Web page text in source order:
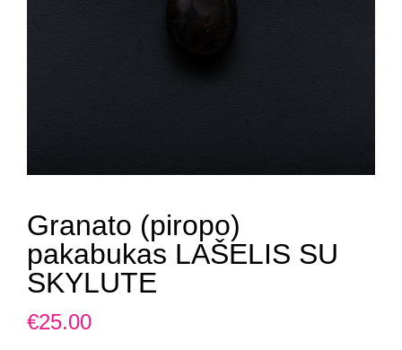
Granato (piropo)
pakabukas LAŠELIS SU
SKYLUTE
€25.00